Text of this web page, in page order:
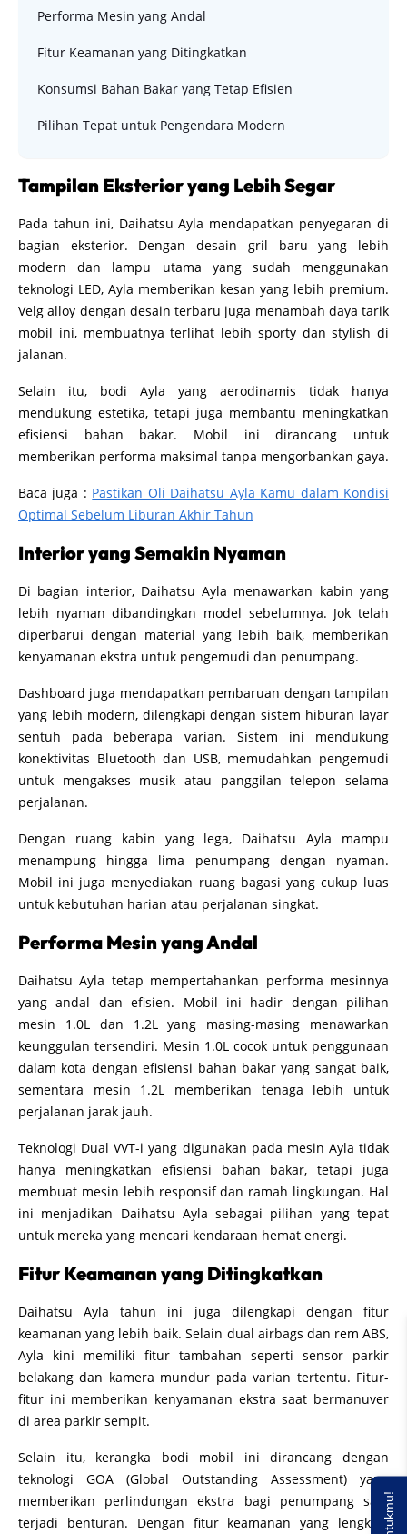
Performa Mesin yang Andal
Fitur Keamanan yang Ditingkatkan
Konsumsi Bahan Bakar yang Tetap Efisien
Pilihan Tepat untuk Pengendara Modern
Tampilan Eksterior yang Lebih Segar
Pada tahun ini, Daihatsu Ayla mendapatkan penyegaran di
bagian eksterior. Dengan desain gril baru yang lebih
modern dan lampu utama yang sudah menggunakan
teknologi LED, Ayla memberikan kesan yang lebih premium.
Velg alloy dengan desain terbaru juga menambah daya tarik
mobil ini, membuatnya terlihat lebih sporty dan stylish di
jalanan.
Selain itu, bodi Ayla yang aerodinamis tidak hanya
mendukung estetika, tetapi juga membantu meningkatkan
efisiensi bahan bakar. Mobil ini dirancang untuk
memberikan performa maksimal tanpa mengorbankan gaya.
Baca juga : Pastikan Oli Daihatsu Ayla Kamu dalam Kondisi
Optimal Sebelum Liburan Akhir Tahun
Interior yang Semakin Nyaman
Di bagian interior, Daihatsu Ayla menawarkan kabin yang
lebih nyaman dibandingkan model sebelumnya. Jok telah
diperbarui dengan material yang lebih baik, memberikan
kenyamanan ekstra untuk pengemudi dan penumpang.
Dashboard juga mendapatkan pembaruan dengan tampilan
yang lebih modern, dilengkapi dengan sistem hiburan layar
sentuh pada beberapa varian. Sistem ini mendukung
konektivitas Bluetooth dan USB, memudahkan pengemudi
untuk mengakses musik atau panggilan telepon selama
perjalanan.
Dengan ruang kabin yang lega, Daihatsu Ayla mampu
menampung hingga lima penumpang dengan nyaman.
Mobil ini juga menyediakan ruang bagasi yang cukup luas
untuk kebutuhan harian atau perjalanan singkat.
Performa Mesin yang Andal
Daihatsu Ayla tetap mempertahankan performa mesinnya
yang andal dan efisien. Mobil ini hadir dengan pilihan
mesin 1.0L dan 1.2L yang masing-masing menawarkan
keunggulan tersendiri. Mesin 1.0L cocok untuk penggunaan
dalam kota dengan efisiensi bahan bakar yang sangat baik,
sementara mesin 1.2L memberikan tenaga lebih untuk
perjalanan jarak jauh.
Teknologi Dual VVT-i yang digunakan pada mesin Ayla tidak
hanya meningkatkan efisiensi bahan bakar, tetapi juga
membuat mesin lebih responsif dan ramah lingkungan. Hal
ini menjadikan Daihatsu Ayla sebagai pilihan yang tepat
untuk mereka yang mencari kendaraan hemat energi.
Fitur Keamanan yang Ditingkatkan
Daihatsu Ayla tahun ini juga dilengkapi dengan fitur
keamanan yang lebih baik. Selain dual airbags dan rem ABS,
Ayla kini memiliki fitur tambahan seperti sensor parkir
belakang dan kamera mundur pada varian tertentu. Fitur-
fitur ini memberikan kenyamanan ekstra saat bermanuver
di area parkir sempit.
Selain itu, kerangka bodi mobil ini dirancang dengan
teknologi GOA (Global Outstanding Assessment) yang
memberikan perlindungan ekstra bagi penumpang saat
terjadi benturan. Dengan fitur keamanan yang lengkap,